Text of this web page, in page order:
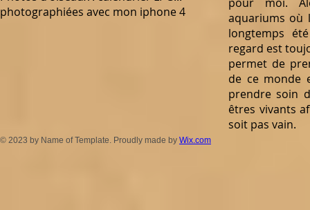
photographiées avec mon iphone 4
aquariums où
longtemps
regard est
permet de
de ce monde
prendre soin
êtres vivants
soit pas vain.
© 2023 by Name of Template. Proudly made by Wix.com